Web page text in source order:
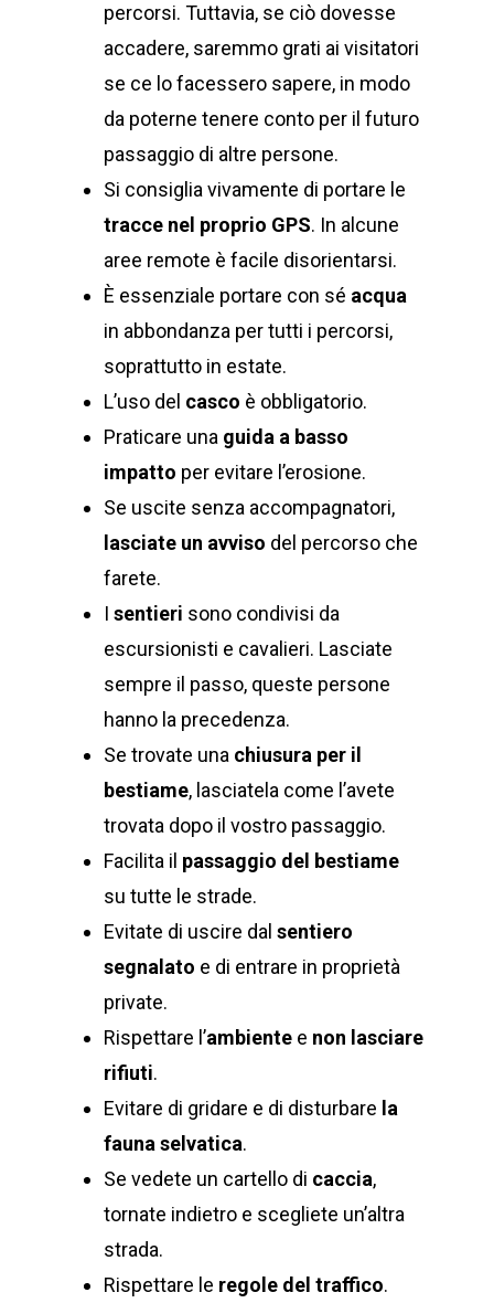
percorsi. Tuttavia, se ciò dovesse
accadere, saremmo grati ai visitatori
se ce lo facessero sapere, in modo
da poterne tenere conto per il futuro
passaggio di altre persone.
Si consiglia vivamente di portare le
tracce nel proprio GPS. In alcune
aree remote è facile disorientarsi.
È essenziale portare con sé acqua
in abbondanza per tutti i percorsi,
soprattutto in estate.
L’uso del casco è obbligatorio.
Praticare una guida a basso
impatto per evitare l’erosione.
Se uscite senza accompagnatori,
lasciate un avviso del percorso che
farete.
I sentieri sono condivisi da
escursionisti e cavalieri. Lasciate
sempre il passo, queste persone
hanno la precedenza.
Se trovate una chiusura per il
bestiame, lasciatela come l’avete
trovata dopo il vostro passaggio.
Facilita il passaggio del bestiame
su tutte le strade.
Evitate di uscire dal sentiero
segnalato e di entrare in proprietà
private.
Rispettare l’ambiente e non lasciare
rifiuti.
Evitare di gridare e di disturbare la
fauna selvatica.
Se vedete un cartello di caccia,
tornate indietro e scegliete un’altra
strada.
Rispettare le regole del traffico.